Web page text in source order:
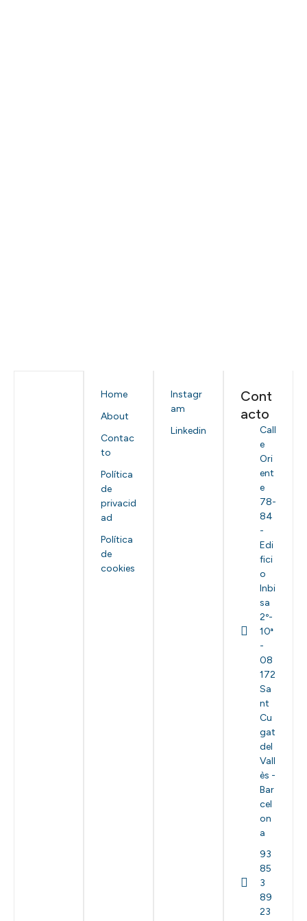
Home
About
Contac
to
Política
de
privacid
ad
Política
de
cookies
Instagr
am
Linkedin
Cont
acto
Call
e
Ori
ent
e
78-
84
-
Edi
fici
o
Inbi
sa
2º-
10ª
-
08
172
Sa
nt
Cu
gat
del
Vall
ès -
Bar
cel
on
a
93
85
3
89
23